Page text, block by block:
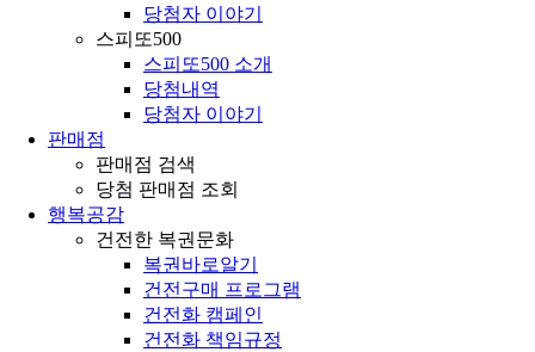
당첨자 이야기
스피또500
스피또500 소개
당첨내역
당첨자 이야기
판매점
판매점 검색
당첨 판매점 조회
행복공감
건전한 복권문화
복권바로알기
건전구매 프로그램
건전화 캠페인
건전화 책임규정